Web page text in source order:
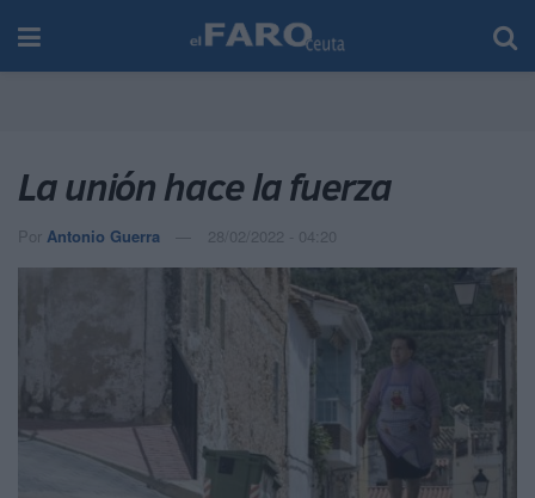
La unión hace la fuerza
Por Antonio Guerra 28/02/2022 - 04:20